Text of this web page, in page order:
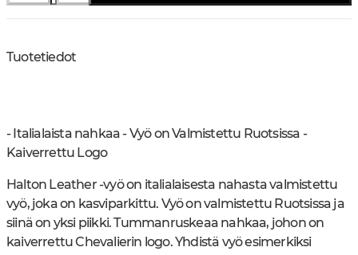
Tuotetiedot
- Italialaista nahkaa - Vyö on Valmistettu Ruotsissa -
Kaiverrettu Logo
Halton Leather -vyö on italialaisesta nahasta valmistettu
vyö, joka on kasviparkittu. Vyö on valmistettu Ruotsissa ja
siinä on yksi piikki. Tummanruskeaa nahkaa, johon on
kaiverrettu Chevalierin logo. Yhdistä vyö esimerkiksi